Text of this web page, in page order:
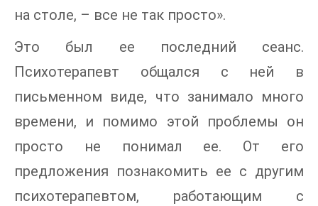
на столе, – все не так просто».
Это был ее последний сеанс.
Психотерапевт общался с ней в
письменном виде, что занимало много
времени, и помимо этой проблемы он
просто не понимал ее. От его
предложения познакомить ее с другим
психотерапевтом, работающим с